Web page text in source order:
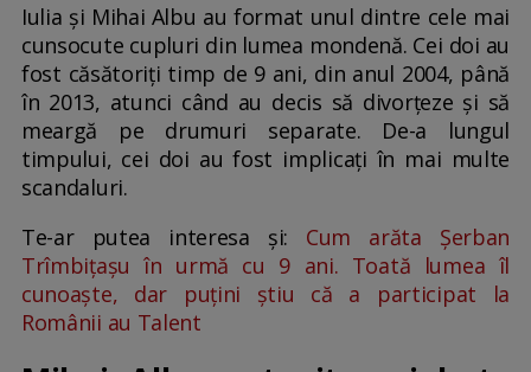
Iulia şi Mihai Albu au format unul dintre cele mai
cunsocute cupluri din lumea mondenă. Cei doi au
fost căsătoriți timp de 9 ani, din anul 2004, până
în 2013, atunci când au decis să divorțeze și să
meargă pe drumuri separate. De-a lungul
timpului, cei doi au fost implicaţi în mai multe
scandaluri.
Te-ar putea interesa și: Cum arăta Șerban
Trîmbițașu în urmă cu 9 ani. Toată lumea îl
cunoaște, dar puțini știu că a participat la
Românii au Talent